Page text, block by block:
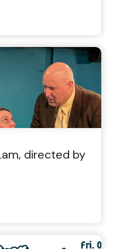
directed by